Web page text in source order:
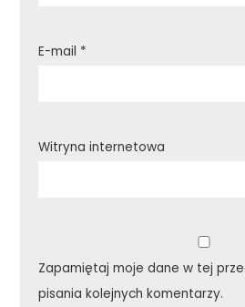
E-mail *
Witryna internetowa
Zapamiętaj moje dane w tej
pisania kolejnych komentarzy.